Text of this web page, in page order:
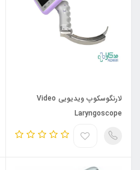
لارنگوسکوپ ویدیویی Video
Laryngoscope